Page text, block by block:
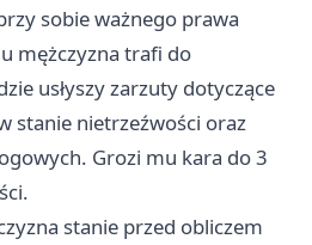
sobie ważnego prawa
mężczyzna trafi do
usłyszy zarzuty dotyczące
stanie nietrzeźwości oraz
Grozi mu kara do 3
stanie przed obliczem